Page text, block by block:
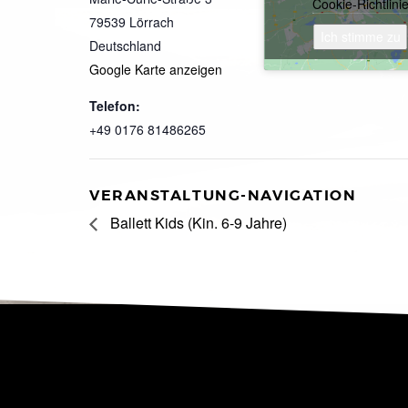
79539 Lörrach
Deutschland
Google Karte anzeigen
Telefon:
+49 0176 81486265
Cookie-Richtlinie
VERANSTALTUNG-NAVIGATION
Ballett Kids (Kin. 6-9 Jahre)